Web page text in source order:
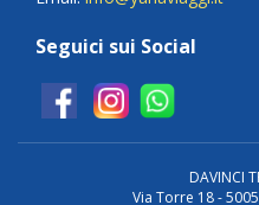
Seguici sui Social
DAVINCI
Via Torre 18 -